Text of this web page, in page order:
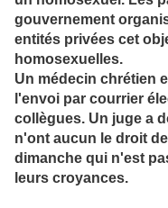
gouvernement
entités privées cet
homosexuelles.
Un médecin chrétien
l'envoi par courrier
collègues. Un juge a
n'ont aucun le droit
dimanche qui n'est
leurs croyances.